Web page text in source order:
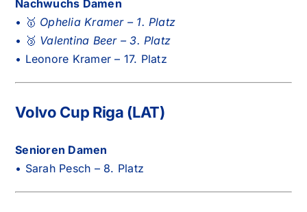
Nachwuchs Damen
• 🥇 Ophelia Kramer – 1. Platz
• 🥉 Valentina Beer – 3. Platz
• Leonore Kramer – 17. Platz
Volvo Cup Riga (LAT)
Senioren Damen
• Sarah Pesch – 8. Platz